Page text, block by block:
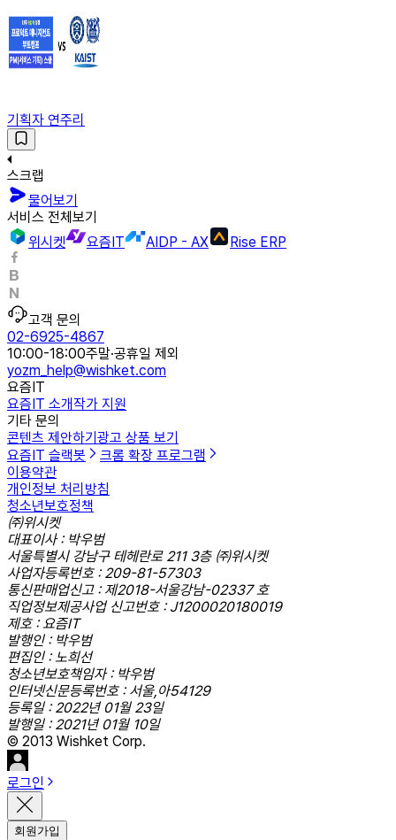
기획자 연주리
스크랩
물어보기
서비스 전체보기
위시켓
요즘IT AIDP - AX Rise ERP
고객 문의
02-6925-4867
10:00-18:00주말·공휴일 제외
yozm_help@wishket.com
요즘IT
요즘IT 소개작가 지원
기타 문의
콘텐츠 제안하기 광고 상품 보기
요즘IT 슬랙봇
크롬 확장 프로그램
이용약관
개인정보 처리방침
청소년보호정책
㈜위시켓
대표이사 : 박우범
서울특별시 강남구 테헤란로 211 3층 ㈜위시켓
사업자등록번호 : 209-81-57303
통신판매업신고 : 제2018-서울강남-02337 호
직업정보제공사업 신고번호 : J1200020180019
제호 : 요즘IT
발행인 : 박우범
편집인 : 노희선
청소년보호책임자 : 박우범
인터넷신문등록번호 : 서울,아54129
등록일 : 2022년 01월 23일
발행일 : 2021년 01월 10일
© 2013 Wishket Corp.
로그인
회원가입